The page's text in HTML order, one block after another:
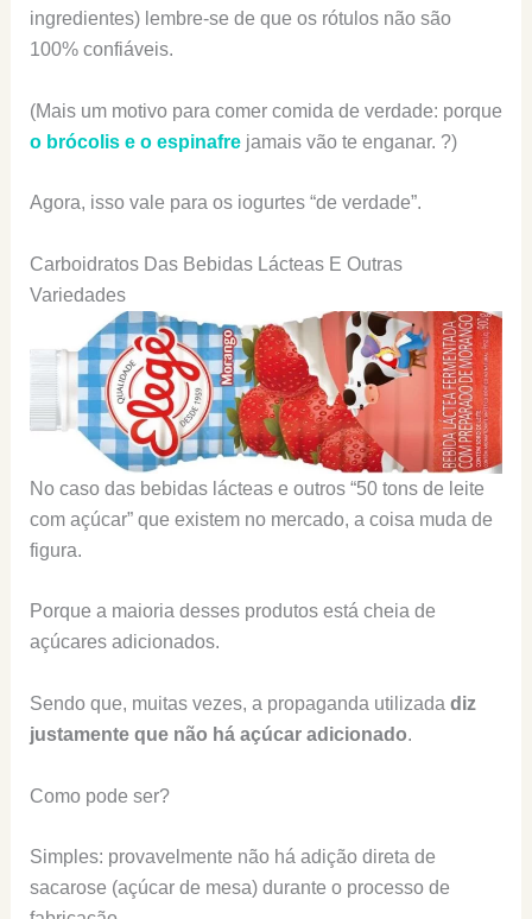
ingredientes) lembre-se de que os rótulos não são
100% confiáveis.
(Mais um motivo para comer comida de verdade: porque
o brócolis e o espinafrejamais vão te enganar. ?)
Agora, isso vale para os iogurtes “de verdade”.
Carboidratos Das Bebidas Lácteas E Outras
Variedades
No caso das bebidas lácteas e outros “50 tons de leite
com açúcar” que existem no mercado, a coisa muda de
figura.
Porque a maioria desses produtos está cheia de
açúcares adicionados.
Sendo que, muitas vezes, a propaganda utilizada diz
justamente que não há açúcar adicionado.
Como pode ser?
Simples: provavelmente não há adição direta de
sacarose (açúcar de mesa) durante o processo de